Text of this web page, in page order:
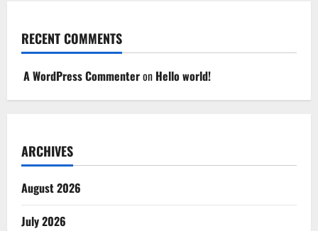
RECENT COMMENTS
A WordPress Commenteron Hello world!
ARCHIVES
August 2026
July 2026